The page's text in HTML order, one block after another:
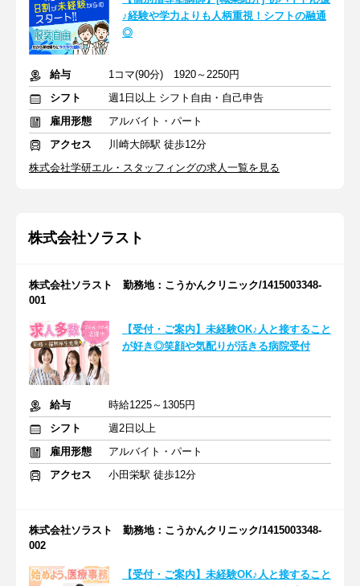
♪経験や学力よりも人柄重視！シフトの融通
◎
給与
1コマ(90分) 1920～2250円
シフト
週1日以上 シフト自由・自己申告
雇用形態
アルバイト・パート
アクセス
川崎大師駅 徒歩12分
株式会社学研エル・スタッフィングの求人一覧を見る
株式会社ソラスト
株式会社ソラスト 勤務地：こうかんクリニック/1415003348-
001
【受付・ご案内】未経験OK♪人と接すること
が好き◎笑顔や気配りが活きる病院受付
給与
時給1225～1305円
シフト
週2日以上
雇用形態
アルバイト・パート
アクセス
小田栄駅 徒歩12分
株式会社ソラスト 勤務地：こうかんクリニック/1415003348-
002
【受付・ご案内】未経験OK♪人と接すること